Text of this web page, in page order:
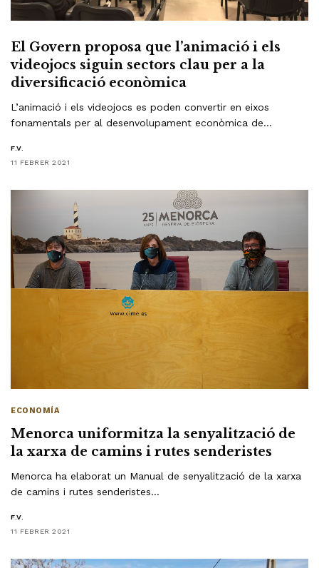
El Govern proposa que l’animació i els
videojocs siguin sectors clau per a la
diversificació econòmica
L’animació i els videojocs es poden convertir en eixos
fonamentals per al desenvolupament econòmica de…
F.V.
11 FEBRER 2021
ECONOMÍA
Menorca uniformitza la senyalització de
la xarxa de camins i rutes senderistes
Menorca ha elaborat un Manual de senyalització de la xarxa
de camins i rutes senderistes…
F.V.
11 FEBRER 2021